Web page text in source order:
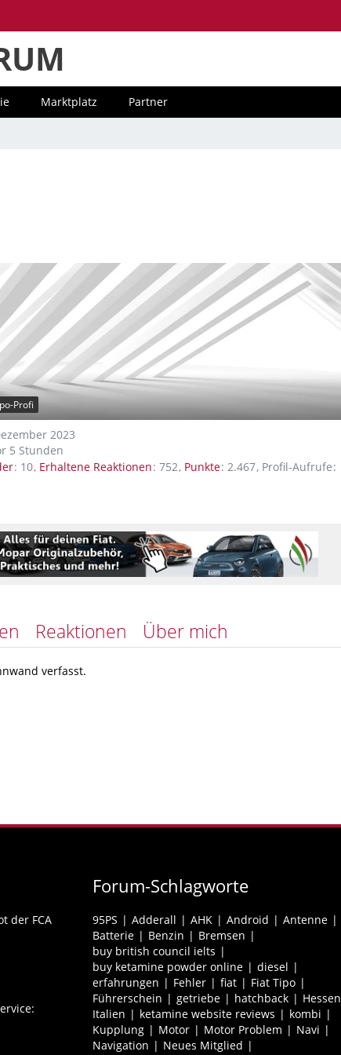
Marktplatz Partner
Profi
2023
5 Stunden
10 Erhaltene Reaktionen 752 Punkte 2.467 Profil-Aufrufe
Reaktionen Über mich
verfasst.
der FCA
Forum-Schlagworte
95PS Adderall AHK Android
Antenne
Batterie
Benzin
Bremsen
buy british council ielts
buy ketamine powder online
diesel
erfahrungen
Fehler fiat
Fiat Tipo
Führerschein
getriebe hatchback
Hessen
Italien
ketamine website reviews
kombi
Kupplung
Motor Motor Problem
Navi
Navigation
Neues Mitglied